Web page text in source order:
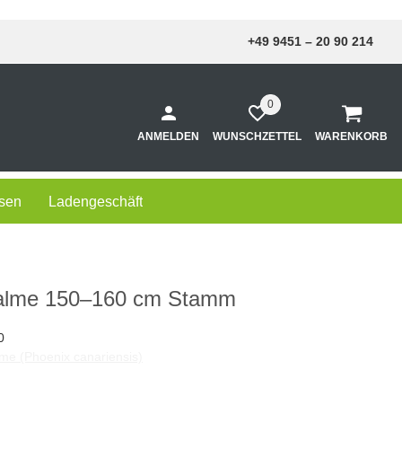
+49 9451 – 20 90 214
ANMELDEN
0
WUNSCHZETTEL WARENKORB
Ladengeschäft
150–160 cm Stamm